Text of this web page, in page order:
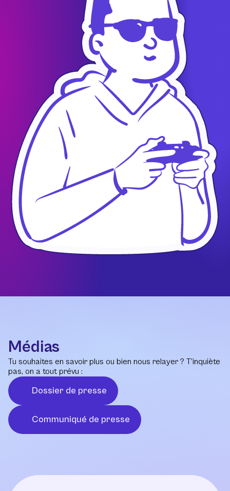
Médias
Tu souhaites en savoir plus ou bien nous relayer ? T’inquiète
pas, on a tout prévu :
Dossier de presse
Communiqué de presse